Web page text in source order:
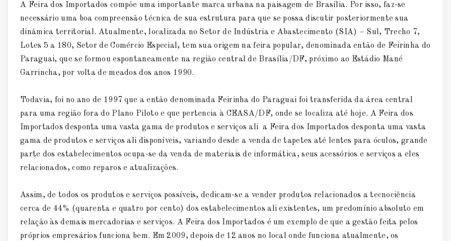
A Feira dos Importados compõe uma importante marca urbana na paisagem de Brasília. Por isso, faz-se
necessário uma boa compreensão técnica de sua estrutura para que se possa discutir posteriormente sua
dinâmica territorial. Atualmente, localizada no Setor de Indústria e Abastecimento (SIA) – Sul, Trecho 7,
Lotes 5 a 180, Setor de Comércio Especial, tem sua origem na feira popular, denominada então de Feirinha do
Paraguai, que se formou espontaneamente na região central de Brasília/DF, próximo ao Estádio Mané
Garrincha, por volta de meados dos anos 1990.
Todavia, foi no ano de 1997 que a então denominada Feirinha do Paraguai foi transferida da área central
para uma região fora do Plano Piloto e que pertencia à CEASA/DF, onde se localiza até hoje. A Feira dos
Importados desponta uma vasta gama de produtos e serviços ali a Feira dos Importados desponta uma vasta
gama de produtos e serviços ali disponíveis, variando desde a venda de tapetes até lentes para óculos, grande
parte dos estabelecimentos ocupa-se da venda de materiais de informática, seus acessórios e serviços a eles
relacionados, como reparos e atualizações.
Assim, de todos os produtos e serviços possíveis, dedicam-se a vender produtos relacionados a tecnociência
cerca de 44% (quarenta e quatro por cento) dos estabelecimentos ali existentes, um predomínio absoluto em
relação às demais mercadorias e serviços. A Feira dos Importados é um exemplo de que a gestão feita pelos
próprios empresários funciona bem. Em 2009, depois de 12 anos no local onde funciona atualmente, os